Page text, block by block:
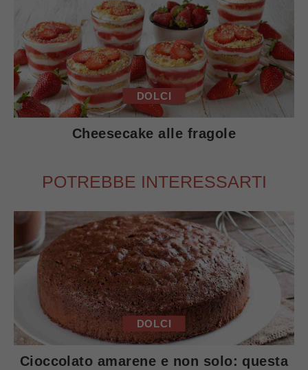
DOLCI
Cheesecake alle fragole
POTREBBE INTERESSARTI
DOLCI
Cioccolato amarene e non solo: questa